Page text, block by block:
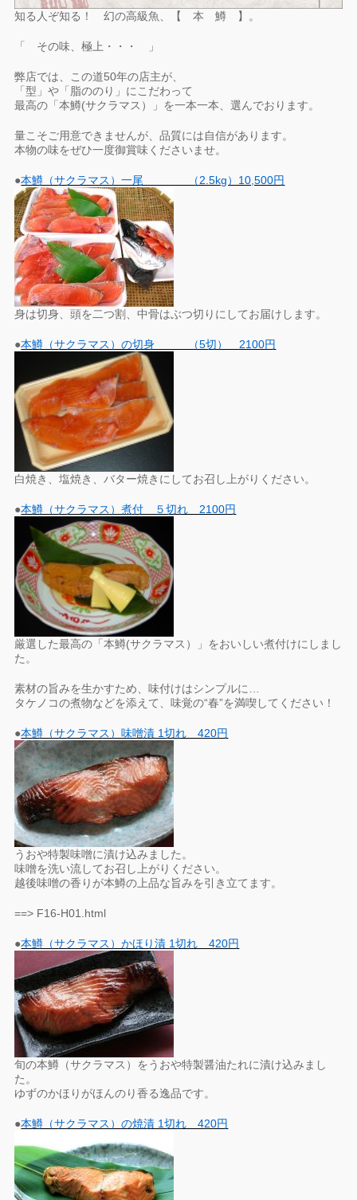
知る人ぞ知る！ 幻の高級魚、【 本 鱒 】。
「 その味、極上・・・ 」
弊店では、この道50年の店主が、
「型」や「脂ののり」にこだわって
最高の「本鱒(サクラマス）」を一本一本、選んでおります。
量こそご用意できませんが、品質には自信があります。
本物の味をぜひ一度御賞味くださいませ。
●本鱒（サクラマス）一尾 （2.5kg）10,500円
身は切身、頭を二つ割、中骨はぶつ切りにしてお届けします。
●本鱒（サクラマス）の切身 （5切） 2100円
白焼き、塩焼き、バター焼きにしてお召し上がりください。
●本鱒（サクラマス）煮付 ５切れ 2100円
厳選した最高の「本鱒(サクラマス）」をおいしい煮付けにしまし
た。
素材の旨みを生かすため、味付けはシンプルに…
タケノコの煮物などを添えて、味覚の“春”を満喫してください！
●本鱒（サクラマス）味噌漬 1切れ 420円
うおや特製味噌に漬け込みました。
味噌を洗い流してお召し上がりください。
越後味噌の香りが本鱒の上品な旨みを引き立てます。
==> F16-H01.html
●本鱒（サクラマス）かほり漬 1切れ 420円
旬の本鱒（サクラマス）をうおや特製醤油たれに漬け込みまし
た。
ゆずのかほりがほんのり香る逸品です。
●本鱒（サクラマス）の焼漬 1切れ 420円